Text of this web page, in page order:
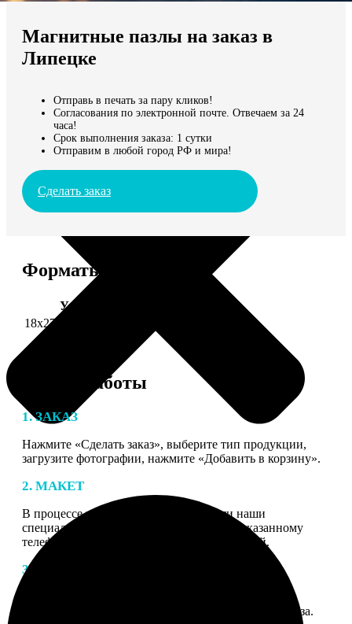
Мы доставляем по всему миру
Продолжить без города
Магнитные пазлы на заказ в
Липецке
Отправь в печать за пару кликов!
Согласования по электронной почте. Отвечаем за 24
часа!
Срок выполнения заказа: 1 сутки
Отправим в любой город РФ и мира!
Сделать заказ
Форматы и цены
Услуга
18х27 см 126 частей
Этапы работы
1. ЗАКАЗ
Нажмите «Сделать заказ», выберите тип продукции,
загрузите фотографии, нажмите «Добавить в корзину».
2. МАКЕТ
В процессе подготовки заказа к печати наши
специалисты могут связаться с Вами по указанному
телефону или email для согласования деталей.
3. ИЗГОТОВЛЕНИЕ
получите подтверждение на email с описанием заказа.